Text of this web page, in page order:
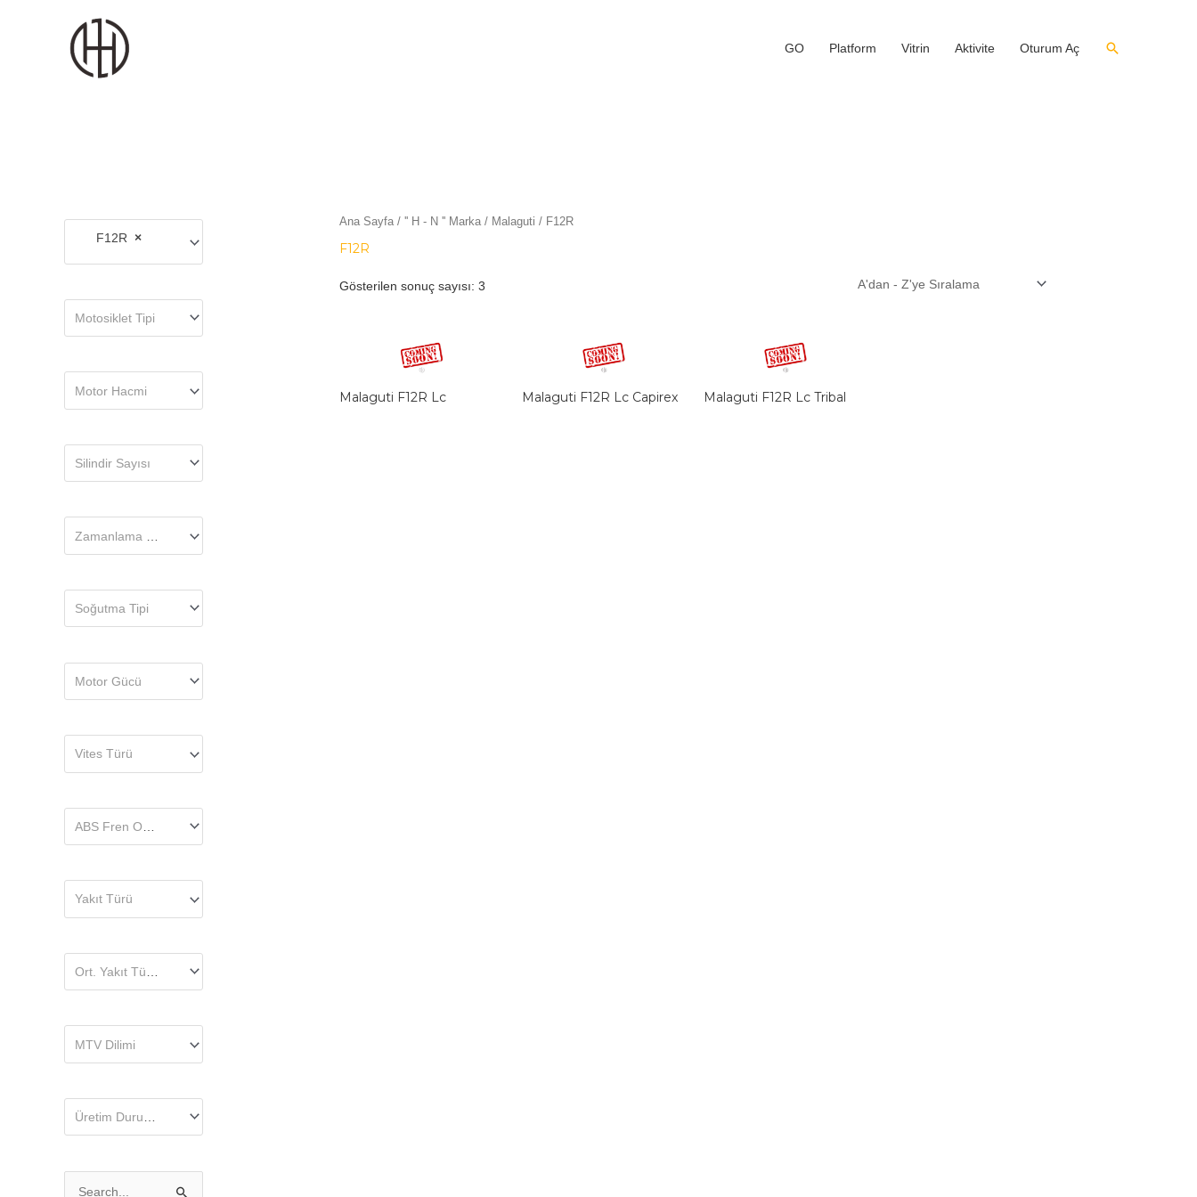
GO Platform Vitrin Aktivite Oturum Aç
×
F12R
Motosiklet Tipi
Motor Hacmi
Silindir Sayısı
Soğutma Tipi
Motor Gücü
Vites Türü
Yakıt Türü
MTV Dilimi
Ana Sayfa /'' H - N '' Marka / Malaguti / F12R
F12R
Gösterilen sonuç sayısı: 3
Malaguti F12R Lc Malaguti F12R Lc Capirex Malaguti F12R Lc Tribal